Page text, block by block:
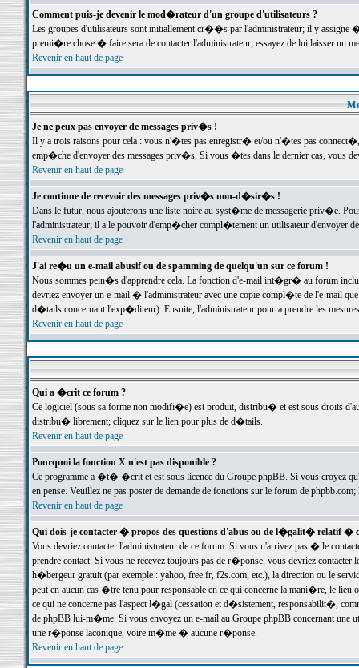
Comment puis-je devenir le mod�rateur d'un groupe d'utilisateurs ?
Les groupes d'utilisateurs sont initiallement cr��s par l'administrateur; il y
premi�re chose � faire sera de contacter l'administrateur; essayez de lui laisser un
Revenir en haut de page
Je ne peux pas envoyer de messages priv�s !
Il y a trois raisons pour cela : vous n'�tes pas enregistr� et/ou n'�tes pas
emp�che d'envoyer des messages priv�s. Si vous �tes dans le dernier cas, vous
Revenir en haut de page
Je continue de recevoir des messages priv�s non-d�sir�s !
Dans le futur, nous ajouterons une liste noire au syst�me de messagerie priv�e.
l'administrateur; il a le pouvoir d'emp�cher compl�tement un utilisateur d'envoyer
Revenir en haut de page
J'ai re�u un e-mail abusif ou de spamming de quelqu'un sur ce forum !
Nous sommes pein�s d'apprendre cela. La fonction d'e-mail int�gr� au forum inclut
devriez envoyer un e-mail � l'administrateur avec une copie compl�te de l'e-mail
d�tails concernant l'exp�diteur). Ensuite, l'administrateur pourra prendre les
Revenir en haut de page
Qui a �crit ce forum ?
Ce logiciel (sous sa forme non modifi�e) est produit, distribu� et est sous droits
distribu� librement; cliquez sur le lien pour plus de d�tails.
Revenir en haut de page
Pourquoi la fonction X n'est pas disponible ?
Ce programme a �t� �crit et est sous licence du Groupe phpBB. Si vous croyez
en pense. Veuillez ne pas poster de demande de fonctions sur le forum de
Revenir en haut de page
Qui dois-je contacter � propos des questions d'abus ou de l�galit� relatif �
Vous devriez contacter l'administrateur de ce forum. Si vous n'arrivez pas � le
prendre contact. Si vous ne recevez toujours pas de r�ponse, vous devriez
h�bergeur gratuit (par exemple : yahoo, free.fr, f2s.com, etc.), la direction ou le
peut en aucun cas �tre tenu pour responsable en ce qui concerne la mani�re, le
ce qui ne concerne pas l'aspect l�gal (cessation et d�sistement, responsabilit�,
de phpBB lui-m�me. Si vous envoyez un e-mail au Groupe phpBB concernant une
une r�ponse laconique, voire m�me � aucune r�ponse.
Revenir en haut de page